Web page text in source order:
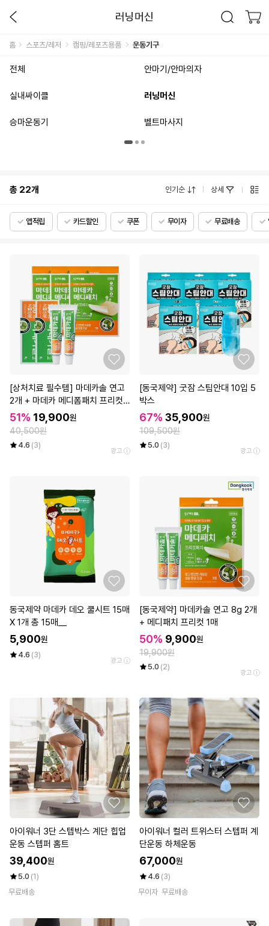
러닝머신
홈 스포츠/레저 캠핑/레포츠용품 운동기구
전체 안마기/안마의자
실내싸이클 러닝머신
승마운동기 벨트마사지
총 22개 인기순 상세
앱적립 카드할인 쿠폰 무이자 무료배송
[상처치료 필수템] 마데카솔 연고
2개 + 마데카 메디폼패치 프리컷
2매*3개
51% 19,900원
40,500원
4.6 (3)
광고
[동국제약] 굿잠 스팀안대 10입 5
박스
67% 35,900원
109,500원
5.0 (3)
광고
동국제약 마데카 데오 쿨시트 15매
X 1개 총 15매__
5,900원
4.6 (3)
광고
[동국제약] 마데카솔 연고 8g 2개
+ 메디패치 프리컷 1매
50% 9,900원
19,900원
5.0 (2)
광고
아이워너 3단 스텝박스 계단 힙업
운동 스텝퍼 홈트
39,400원
5.0 (1)
무료배송
아이워너 컬러 트위스터 스텝퍼 계
단운동 하체운동
67,000원
4.6 (3)
무이자 무료배송